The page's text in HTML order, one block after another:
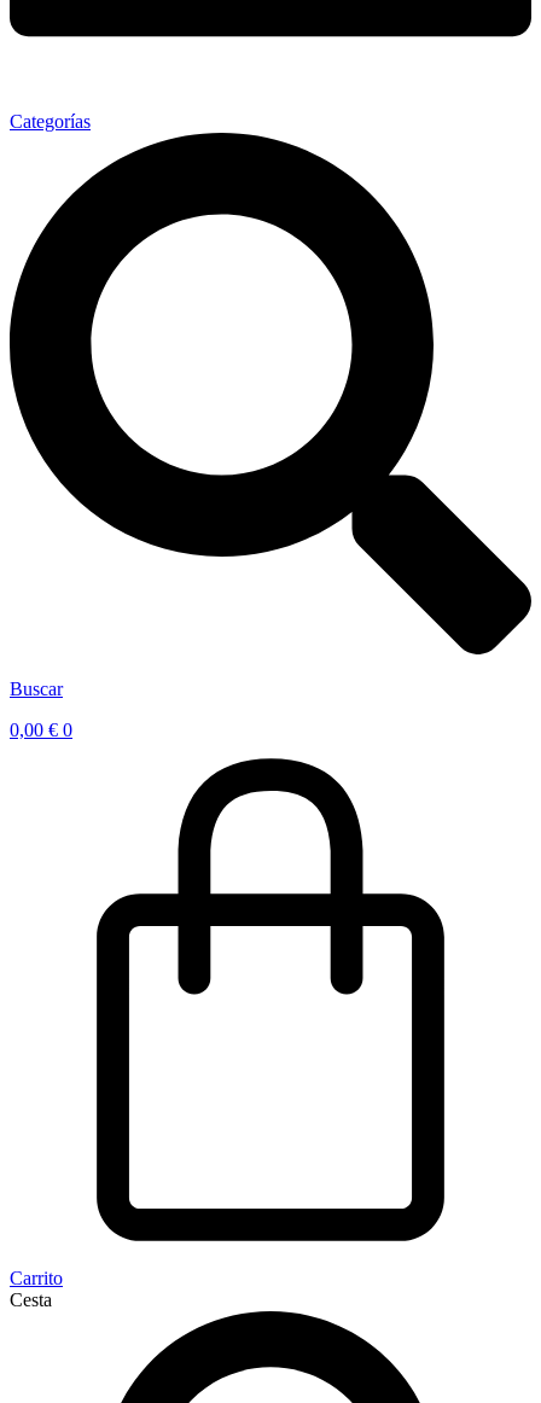
Categorías
Buscar
0,00 € 0
Carrito
Cesta